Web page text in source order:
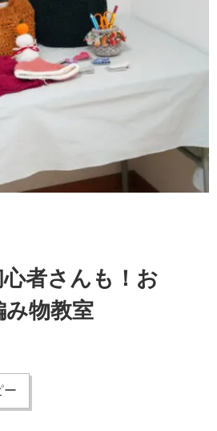
者さんも！お
物教室
ー